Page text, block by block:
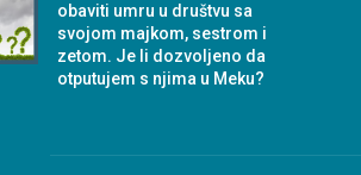
obaviti umru u društvu sa
svojom majkom, sestrom i
zetom. Je li dozvoljeno da
otputujem s njima u Meku?